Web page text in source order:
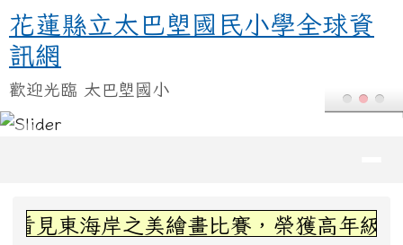
跳至主內容區
花蓮縣立太巴塱國民小學全球資訊
花蓮縣立太巴塱國民小學全球資
訊網
歡迎光臨 太巴塱國小
上中區域內容
見東海岸之美繪畫比賽，榮獲高年級組